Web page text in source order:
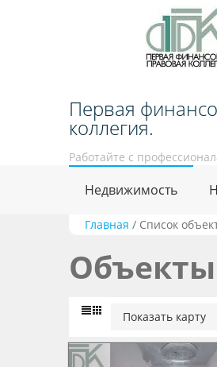
Первая
коллегия.
Работайте с
Недвижимость
Главная / Список
Показать карту